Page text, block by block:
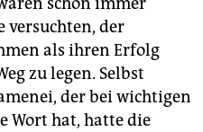
versuchten, der
als ihren Erfolg
zu legen. Selbst
der bei wichtigen
Wort hat, hatte die